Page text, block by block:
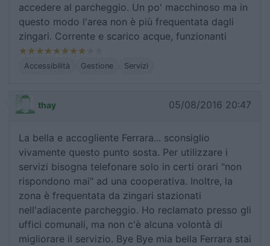
accedere al parcheggio. Un po' macchinoso ma in
questo modo l'area non è più frequentata dagli
zingari. Corrente e scarico acque, funzionanti
Accessibilità Gestione Servizi
thay 05/08/2016 20:47
La bella e accogliente Ferrara... sconsiglio
vivamente questo punto sosta. Per utilizzare i
servizi bisogna telefonare solo in certi orari "non
rispondono mai" ad una cooperativa. Inoltre, la
zona è frequentata da zingari stazionati
nell'adiacente parcheggio. Ho reclamato presso gli
uffici comunali, ma non c'è alcuna volontà di
migliorare il servizio. Bye Bye mia bella Ferrara stai